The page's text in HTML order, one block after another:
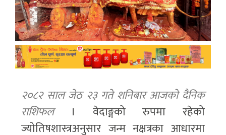
२०८२ साल जेठ २३ गते शनिबार आजको दैनिक
राशिफल। वेदाङ्गको रुपमा रहेको
ज्योतिषशास्त्रअनुसार जन्म नक्षत्रका आधारमा